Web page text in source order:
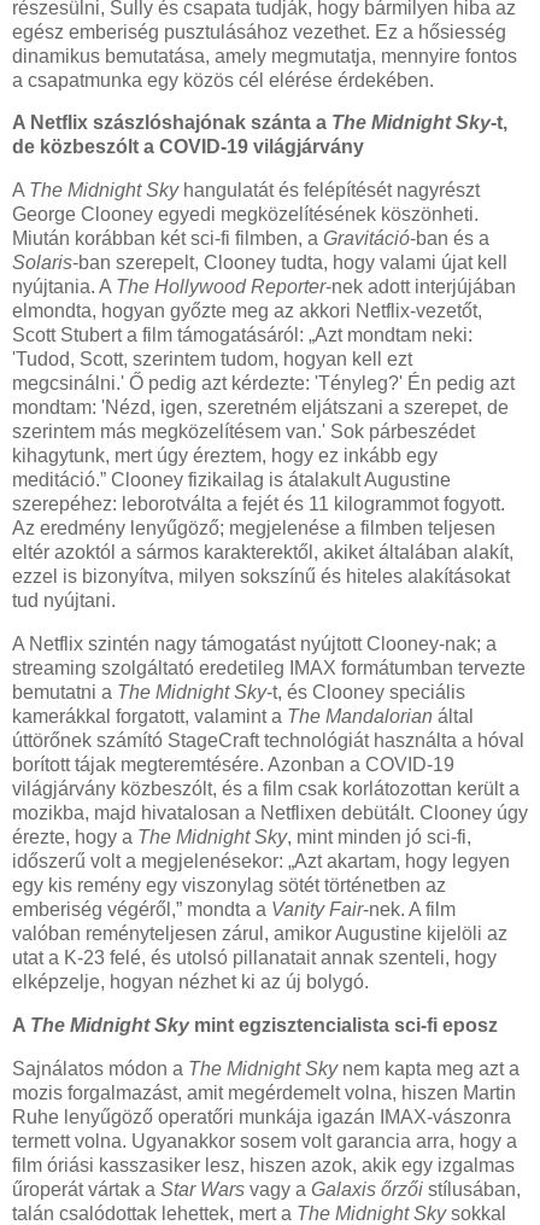
részesülni, Sully és csapata tudják, hogy bármilyen hiba az
egész emberiség pusztulásához vezethet. Ez a hősiesség
dinamikus bemutatása, amely megmutatja, mennyire fontos
a csapatmunka egy közös cél elérése érdekében.
A Netflix szászlóshajónak szánta a The Midnight Sky-t,
de közbeszólt a COVID-19 világjárvány
A The Midnight Skyhangulatát és felépítését nagyrészt
George Clooney egyedi megközelítésének köszönheti.
Miután korábban két sci-fi filmben, a Gravitáció-ban és a
Solaris-ban szerepelt, Clooney tudta, hogy valami újat kell
nyújtania. A The Hollywood Reporter-nek adott interjújában
elmondta, hogyan győzte meg az akkori Netflix-vezetőt,
Scott Stubert a film támogatásáról: „Azt mondtam neki:
'Tudod, Scott, szerintem tudom, hogyan kell ezt
megcsinálni.' Ő pedig azt kérdezte: 'Tényleg?' Én pedig azt
mondtam: 'Nézd, igen, szeretném eljátszani a szerepet, de
szerintem más megközelítésem van.' Sok párbeszédet
kihagytunk, mert úgy éreztem, hogy ez inkább egy
meditáció.” Clooney fizikailag is átalakult Augustine
szerepéhez: leborotválta a fejét és 11 kilogrammot fogyott.
Az eredmény lenyűgöző; megjelenése a filmben teljesen
eltér azoktól a sármos karakterektől, akiket általában alakít,
ezzel is bizonyítva, milyen sokszínű és hiteles alakításokat
tud nyújtani.
A Netflix szintén nagy támogatást nyújtott Clooney-nak; a
streaming szolgáltató eredetileg IMAX formátumban tervezte
bemutatni a The Midnight Sky-t, és Clooney speciális
kamerákkal forgatott, valamint a The Mandalorian által
úttörőnek számító StageCraft technológiát használta a hóval
borított tájak megteremtésére. Azonban a COVID-19
világjárvány közbeszólt, és a film csak korlátozottan került a
mozikba, majd hivatalosan a Netflixen debütált. Clooney úgy
érezte, hogy a The Midnight Sky, mint minden jó sci-fi,
időszerű volt a megjelenésekor: „Azt akartam, hogy legyen
egy kis remény egy viszonylag sötét történetben az
emberiség végéről,” mondta a Vanity Fair-nek. A film
valóban reményteljesen zárul, amikor Augustine kijelöli az
utat a K-23 felé, és utolsó pillanatait annak szenteli, hogy
elképzelje, hogyan nézhet ki az új bolygó.
A The Midnight Skymint egzisztencialista sci-fi eposz
Sajnálatos módon a The Midnight Skynem kapta meg azt a
mozis forgalmazást, amit megérdemelt volna, hiszen Martin
Ruhe lenyűgöző operatőri munkája igazán IMAX-vászonra
termett volna. Ugyanakkor sosem volt garancia arra, hogy a
film óriási kasszasiker lesz, hiszen azok, akik egy izgalmas
űroperát vártak a Star Wars vagy a Galaxis őrzői stílusában,
talán csalódottak lehettek, mert a The Midnight Skysokkal